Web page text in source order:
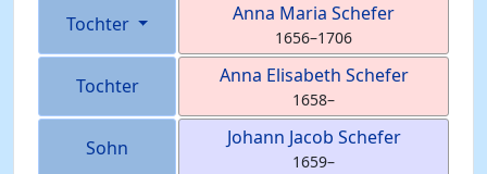
Tochter Anna Maria Schefer
1656–1706
Tochter Anna Elisabeth Schefer
1658–
Sohn Johann Jacob Schefer
1659–